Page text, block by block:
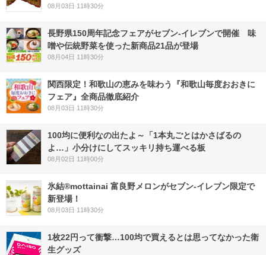
08月03日 11時30分
長野県150周年記念フェアがセブン-イレブンで開催 味
噌や伝統野菜を使った新商品21品が登場
08月04日 11時30分
関西限定！和歌山の恵みを味わう『和歌山毎度おおきに
フェア』全商品徹底紹介
08月03日 11時30分
100均に便利なの出たよ～「1本丸ごとはかさばるの
よ…」小分けにしてスッキリ持ち運べる板
08月02日 11時00分
氷結®mottainai 富良野メロンがセブン‐イレブン限定で
新登場！
08月03日 11時30分
1枚22円って衝撃…100均で買えるとは思ってなかった衛
生グッズ